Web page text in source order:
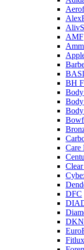
AMF
BH
Care
DFC
DKN
Fitlux